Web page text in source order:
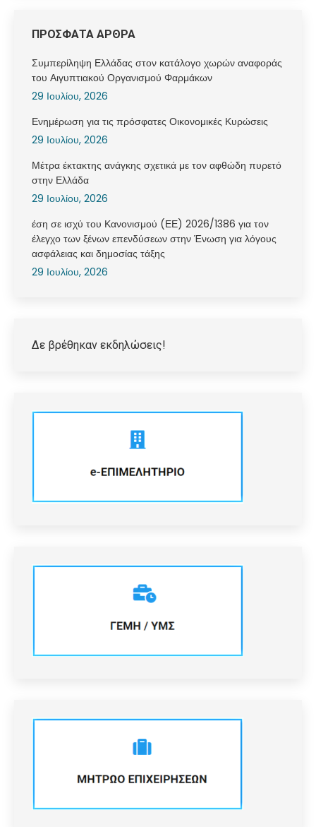
ΠΡΟΣΦΑΤΑ ΑΡΘΡΑ
Συμπερίληψη Ελλάδας στον κατάλογο χωρών αναφοράς
του Αιγυπτιακού Οργανισμού Φαρμάκων
29 Ιουλίου, 2026
Ενημέρωση για τις πρόσφατες Οικονομικές Κυρώσεις
29 Ιουλίου, 2026
Μέτρα έκτακτης ανάγκης σχετικά με τον αφθώδη πυρετό
στην Ελλάδα
29 Ιουλίου, 2026
έση σε ισχύ του Κανονισμού (ΕΕ) 2026/1386 για τον
έλεγχο των ξένων επενδύσεων στην Ένωση για λόγους
ασφάλειας και δημοσίας τάξης
29 Ιουλίου, 2026
Δε βρέθηκαν εκδηλώσεις!